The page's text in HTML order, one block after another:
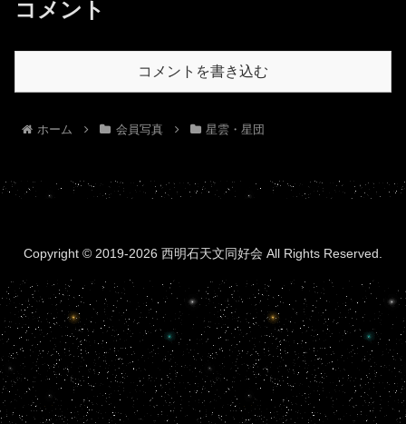
コメント
コメントを書き込む
ホーム 会員写真 星雲・星団
Copyright © 2019-2026 西明石天文同好会 All Rights Reserved.